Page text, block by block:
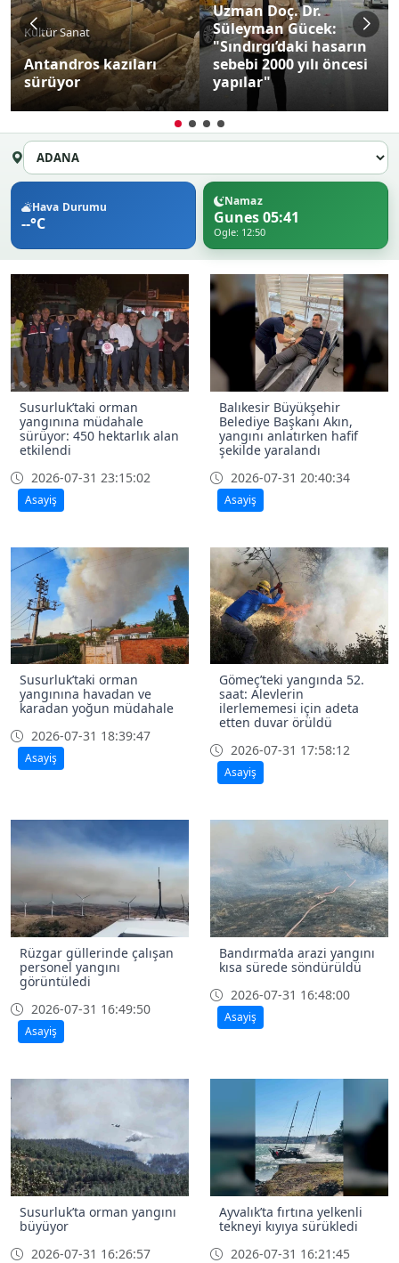
Kültür Sanat
Antandros kazıları
sürüyor
Uzman Doç. Dr.
Süleyman Gücek:
"Sındırgı’daki hasarın
sebebi 2000 yılı öncesi
yapılar"
Hava Durumu
--°C
Namaz
Gunes 05:41
Ogle: 12:50
Susurluk’taki orman
yangınına müdahale
sürüyor: 450 hektarlık alan
etkilendi
2026-07-31 23:15:02
Asayiş
Balıkesir Büyükşehir
Belediye Başkanı Akın,
yangını anlatırken hafif
şekilde yaralandı
2026-07-31 20:40:34
Asayiş
Susurluk’taki orman
yangınına havadan ve
karadan yoğun müdahale
2026-07-31 18:39:47
Asayiş
Gömeç’teki yangında 52.
saat: Alevlerin
ilerlememesi için adeta
etten duvar örüldü
2026-07-31 17:58:12
Asayiş
Rüzgar güllerinde çalışan
personel yangını
görüntüledi
2026-07-31 16:49:50
Asayiş
Bandırma’da arazi yangını
kısa sürede söndürüldü
2026-07-31 16:48:00
Asayiş
Susurluk’ta orman yangını
büyüyor
2026-07-31 16:26:57
Ayvalık’ta fırtına yelkenli
tekneyi kıyıya sürükledi
2026-07-31 16:21:45